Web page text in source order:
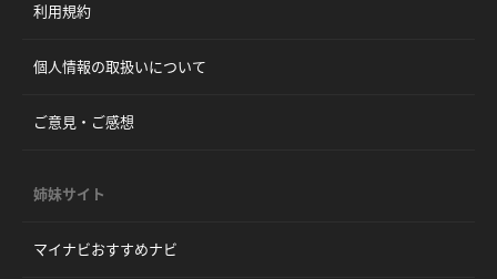
利用規約
個人情報の取扱いについて
ご意見・ご感想
姉妹サイト
マイナビおすすめナビ